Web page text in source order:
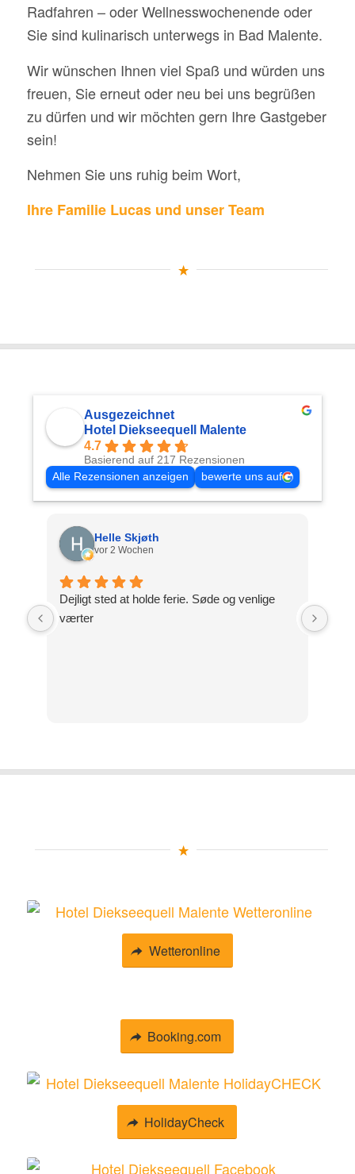
Radfahren – oder Wellnesswochenende oder
Sie sind kulinarisch unterwegs in Bad Malente.
Wir wünschen Ihnen viel Spaß und würden uns
freuen, Sie erneut oder neu bei uns begrüßen
zu dürfen und wir möchten gern Ihre Gastgeber
sein!
Nehmen Sie uns ruhig beim Wort,
Ihre Familie Lucas und unser Team
Ausgezeichnet
Hotel Diekseequell Malente
4.7
Basierend auf 217 Rezensionen
Alle Rezensionen anzeigen
bewerte uns auf
Helle Skjøth
vor 2 Wochen
Dejligt sted at holde ferie. Søde og venlige
værter
Wetteronline
Booking.com
HolidayCheck